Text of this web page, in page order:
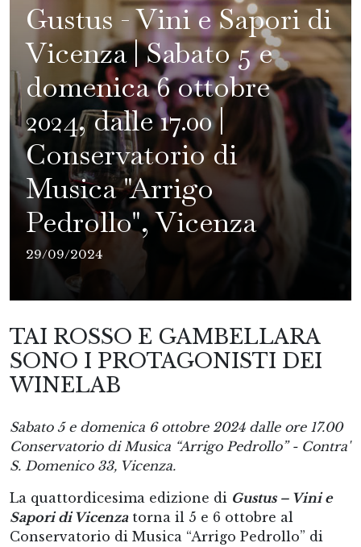
Gustus - Vini e Sapori di
Vicenza | Sabato 5 e
domenica 6 ottobre
2024, dalle 17.00 |
Conservatorio di
Musica "Arrigo
Pedrollo", Vicenza
29/09/2024
TAI ROSSO E GAMBELLARA
SONO I PROTAGONISTI DEI
WINELAB
Sabato 5 e domenica 6 ottobre 2024 ​dalle ore 17.00 ​
Conservatorio di Musica “Arrigo Pedrollo” - Contra'
S. Domenico 33, Vicenza.
La quattordicesima edizione di Gustus – Vini e
Sapori di Vicenzatorna il 5 e 6 ottobre al
Conservatorio di Musica “Arrigo Pedrollo” di